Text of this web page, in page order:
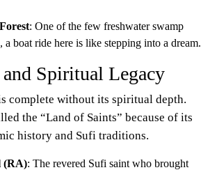
: One of the few freshwater swamp
a boat ride here is like stepping into a dream.
Spiritual Legacy
complete without its spiritual depth.
the “Land of Saints” because of its
history and Sufi traditions.
(RA): The revered Sufi saint who brought